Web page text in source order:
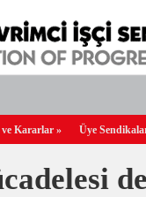
Kararlar » Üye